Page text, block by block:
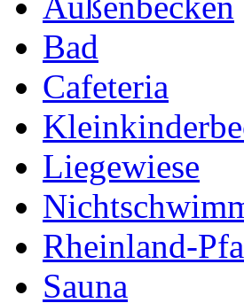
Bad
Cafeteria
Liegewiese
Rheinland-
Sauna